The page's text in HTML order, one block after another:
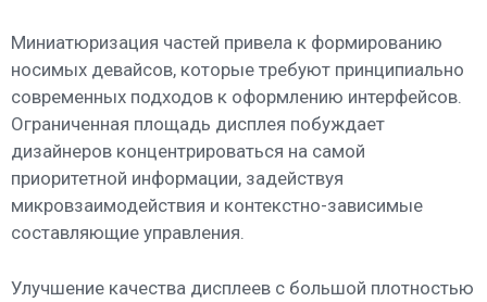
Миниатюризация частей привела к формированию
носимых девайсов, которые требуют принципиально
современных подходов к оформлению интерфейсов.
Ограниченная площадь дисплея побуждает
дизайнеров концентрироваться на самой
приоритетной информации, задействуя
микровзаимодействия и контекстно-зависимые
составляющие управления.
Улучшение качества дисплеев с большой плотностью